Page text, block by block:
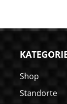
Shop
Standorte